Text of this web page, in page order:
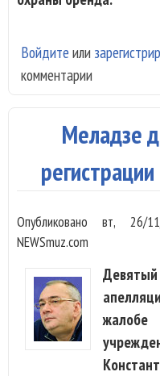
Войдите или
комментарии
Меладзе
Опубликовановт, 26/
NEWSmuz.com